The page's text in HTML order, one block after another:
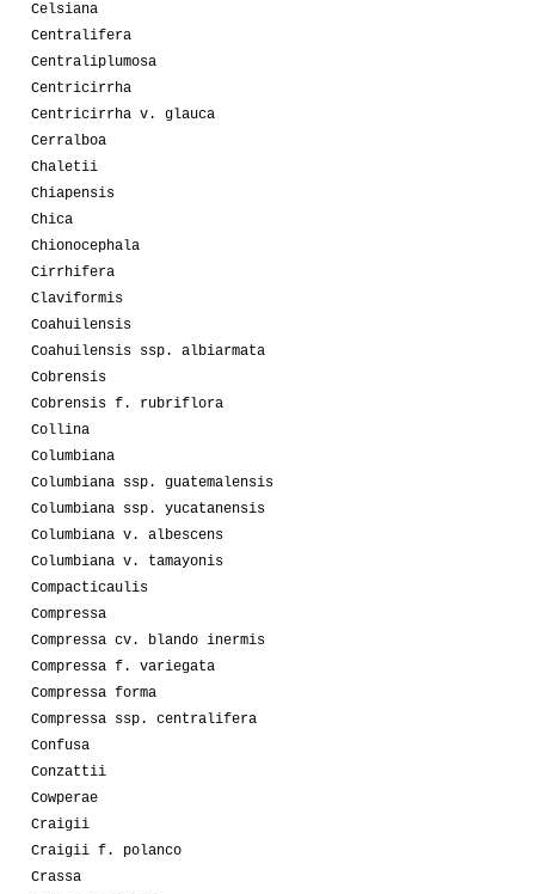
Celsiana
Centralifera
Centraliplumosa
Centricirrha
Centricirrha v. glauca
Cerralboa
Chaletii
Chiapensis
Chica
Chionocephala
Cirrhifera
Claviformis
Coahuilensis
Coahuilensis ssp. albiarmata
Cobrensis
Cobrensis f. rubriflora
Collina
Columbiana
Columbiana ssp. guatemalensis
Columbiana ssp. yucatanensis
Columbiana v. albescens
Columbiana v. tamayonis
Compacticaulis
Compressa
Compressa cv. blando inermis
Compressa f. variegata
Compressa forma
Compressa ssp. centralifera
Confusa
Conzattii
Cowperae
Craigii
Craigii f. polanco
Crassa